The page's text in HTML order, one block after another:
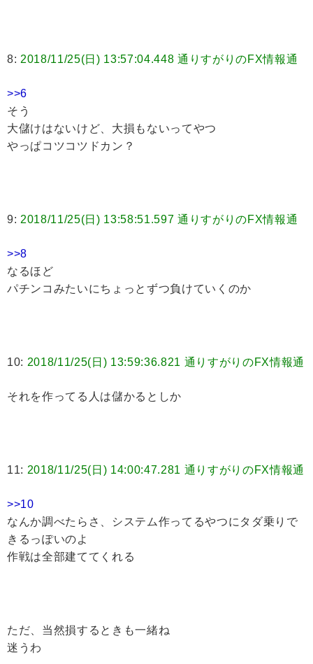
8: 2018/11/25(日) 13:57:04.448 通りすがりのFX情報通
>>6
そう
大儲けはないけど、大損もないってやつ
やっぱコツコツドカン？
9: 2018/11/25(日) 13:58:51.597 通りすがりのFX情報通
>>8
なるほど
パチンコみたいにちょっとずつ負けていくのか
10: 2018/11/25(日) 13:59:36.821 通りすがりのFX情報通
それを作ってる人は儲かるとしか
11: 2018/11/25(日) 14:00:47.281 通りすがりのFX情報通
>>10
なんか調べたらさ、システム作ってるやつにタダ乗りで
きるっぽいのよ
作戦は全部建ててくれる
ただ、当然損するときも一緒ね
迷うわ